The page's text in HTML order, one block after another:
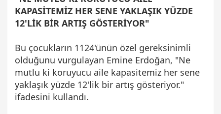
KAPASİTEMİZ HER SENE YAKLAŞIK YÜZDE
12'LİK BİR ARTIŞ GÖSTERİYOR"
Bu çocukların 1124'ünün özel gereksinimli
olduğunu vurgulayan Emine Erdoğan, "Ne
mutlu ki koruyucu aile kapasitemiz her sene
yaklaşık yüzde 12'lik bir artış gösteriyor."
ifadesini kullandı.